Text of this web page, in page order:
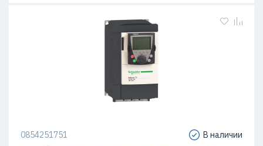
0854251751 В наличии